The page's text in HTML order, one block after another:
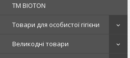
ТМ BIOTON
Товари для особистої гігієни
Великодні товари